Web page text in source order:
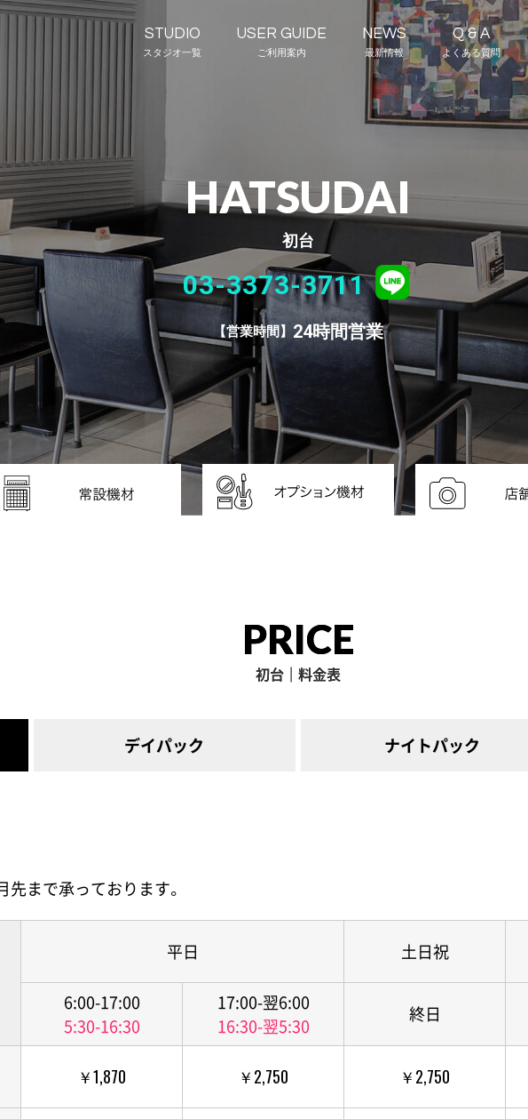
STUDIO
スタジオ一覧
USER GUIDE
ご利用案内
NEWS
最新情報
Q & A
よくある質問
HATSUDAI
初台
03-3373-3711
営業時間 24時間営業
PRICE
初台｜料金表
デイパック ナイトパック
まで承っております。
平日 土日祝
6:00-17:00
5:30-16:30
17:00-翌6:00
16:30-翌5:30
終日
￥1,870 ￥2,750 ￥2,750